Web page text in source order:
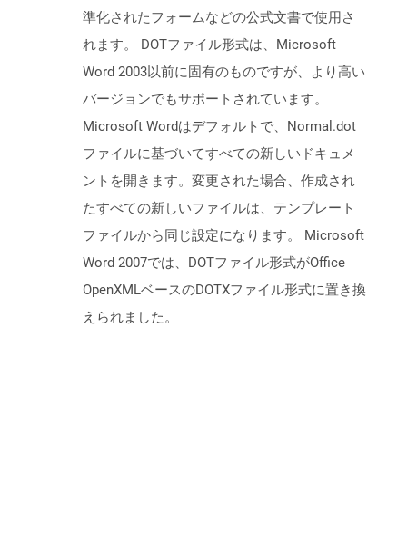
準化されたフォームなどの公式文書で使用さ
れます。 DOTファイル形式は、Microsoft
Word 2003以前に固有のものですが、より高い
バージョンでもサポートされています。
Microsoft Wordはデフォルトで、Normal.dot
ファイルに基づいてすべての新しいドキュメ
ントを開きます。変更された場合、作成され
たすべての新しいファイルは、テンプレート
ファイルから同じ設定になります。 Microsoft
Word 2007では、DOTファイル形式がOffice
OpenXMLベースのDOTXファイル形式に置き換
えられました。